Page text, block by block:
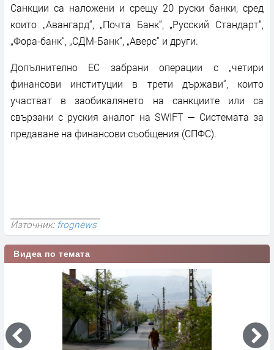
Санкции са наложени и срещу 20 руски банки, сред
които „Авангард“, „Почта Банк“, „Русский Стандарт“,
„Фора-банк“, „СДМ-Банк“, „Аверс“ и други.
Допълнително ЕС забрани операции с „четири
финансови институции в трети държави“, които
участват в заобикалянето на санкциите или са
свързани с руския аналог на SWIFT — Системата за
предаване на финансови съобщения (СПФС).
Източник:frognews
Видеа по темата